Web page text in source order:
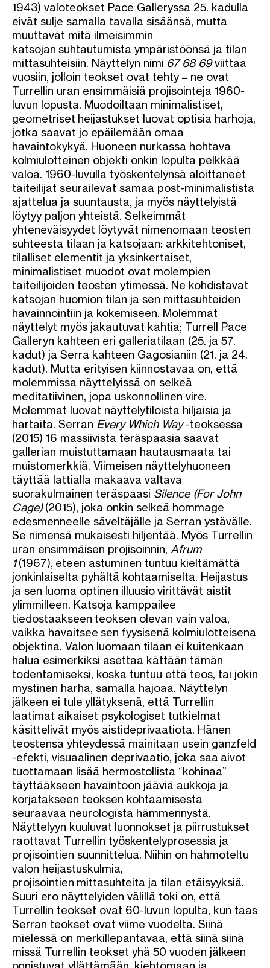
1943) valoteokset Pace Galleryssa 25. kadulla
eivät sulje samalla tavalla sisäänsä, mutta
muuttavat mitä ilmeisimmin
katsojan suhtautumista ympäristöönsä ja tilan
mittasuhteisiin. Näyttelyn nimi 67 68 69viittaa
vuosiin, jolloin teokset ovat tehty – ne ovat
Turrellin uran ensimmäisiä projisointeja 1960-
luvun lopusta. Muodoiltaan minimalistiset,
geometriset heijastukset luovat optisia harhoja,
jotka saavat jo epäilemään omaa
havaintokykyä. Huoneen nurkassa hohtava
kolmiulotteinen objekti onkin lopulta pelkkää
valoa. 1960-luvulla työskentelynsä aloittaneet
taiteilijat seurailevat samaa post-minimalistista
ajattelua ja suuntausta, ja myös näyttelyistä
löytyy paljon yhteistä. Selkeimmät
yhteneväisyydet löytyvät nimenomaan teosten
suhteesta tilaan ja katsojaan: arkkitehtoniset,
tilalliset elementit ja yksinkertaiset,
minimalistiset muodot ovat molempien
taiteilijoiden teosten ytimessä. Ne kohdistavat
katsojan huomion tilan ja sen mittasuhteiden
havainnointiin ja kokemiseen. Molemmat
näyttelyt myös jakautuvat kahtia; Turrell Pace
Galleryn kahteen eri galleriatilaan (25. ja 57.
kadut) ja Serra kahteen Gagosianiin (21. ja 24.
kadut). Mutta erityisen kiinnostavaa on, että
molemmissa näyttelyissä on selkeä
meditatiivinen, jopa uskonnollinen vire.
Molemmat luovat näyttelytiloista hiljaisia ja
hartaita. Serran Every Which Way-teoksessa
(2015) 16 massiivista teräspaasia saavat
gallerian muistuttamaan hautausmaata tai
muistomerkkiä. Viimeisen näyttelyhuoneen
täyttää lattialla makaava valtava
suorakulmainen teräspaasi Silence (For John
Cage)(2015), joka onkin selkeä hommage
edesmenneelle säveltäjälle ja Serran ystävälle.
Se nimensä mukaisesti hiljentää. Myös Turrellin
uran ensimmäisen projisoinnin, Afrum
1(1967), eteen astuminen tuntuu kieltämättä
jonkinlaiselta pyhältä kohtaamiselta. Heijastus
ja sen luoma optinen illuusio virittävät aistit
ylimmilleen. Katsoja kamppailee
tiedostaakseen teoksen olevan vain valoa,
vaikka havaitsee sen fyysisenä kolmiulotteisena
objektina. Valon luomaan tilaan ei kuitenkaan
halua esimerkiksi asettaa kättään tämän
todentamiseksi, koska tuntuu että teos, tai jokin
mystinen harha, samalla hajoaa. Näyttelyn
jälkeen ei tule yllätyksenä, että Turrellin
laatimat aikaiset psykologiset tutkielmat
käsittelivät myös aistideprivaatiota. Hänen
teostensa yhteydessä mainitaan usein ganzfeld
-efekti, visuaalinen deprivaatio, joka saa aivot
tuottamaan lisää hermostollista “kohinaa”
täyttääkseen havaintoon jääviä aukkoja ja
korjatakseen teoksen kohtaamisesta
seuraavaa neurologista hämmennystä.
Näyttelyyn kuuluvat luonnokset ja piirrustukset
raottavat Turrellin työskentelyprosessia ja
projisointien suunnittelua. Niihin on hahmoteltu
valon heijastuskulmia,
projisointien mittasuhteita ja tilan etäisyyksiä.
Suuri ero näyttelyiden välillä toki on, että
Turrellin teokset ovat 60-luvun lopulta, kun taas
Serran teokset ovat viime vuodelta. Siinä
mielessä on merkillepantavaa, että siinä siinä
missä Turrellin teokset yhä 50 vuoden jälkeen